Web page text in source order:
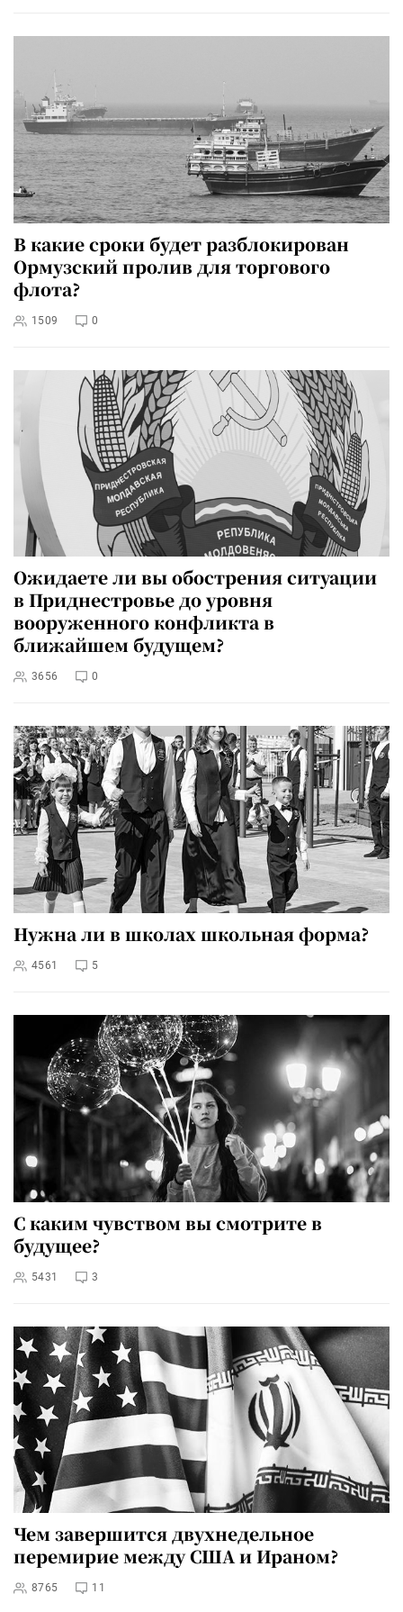
В какие сроки будет разблокирован
Ормузский пролив для торгового
флота?
1509 0
Ожидаете ли вы обострения ситуации
в Приднестровье до уровня
вооруженного конфликта в
ближайшем будущем?
3656 0
Нужна ли в школах школьная форма?
4561 5
С каким чувством вы смотрите в
будущее?
5431 3
Чем завершится двухнедельное
перемирие между США и Ираном?
8765 11